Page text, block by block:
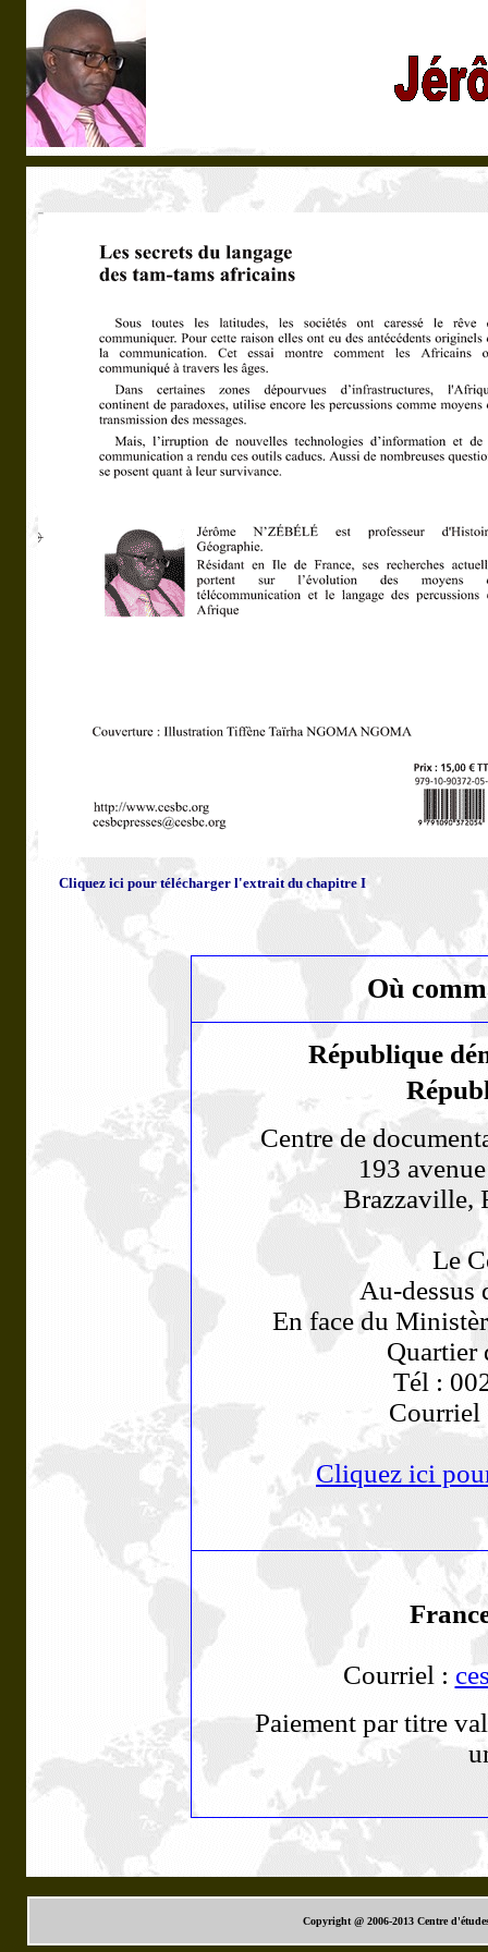
Cliquez ici pour télécharger l'extrait du chapitre I
Où
République
Centre de
193
Brazzaville,
Le
Au-dessus
En face du
Quartier
Tél :
Cliquez ici
Courriel :
Paiement par titre
Copyright @ 2006-2013 Centre